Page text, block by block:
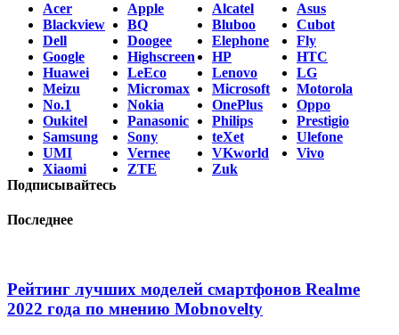
Acer Apple Alcatel
Asus
Blackview
BQ Bluboo
Cubot
Dell
Doogee Elephone
Fly
Google
Highscreen HP
HTC
Huawei
LeEco Lenovo
LG
Meizu
Micromax Microsoft
Motorola
No.1
Nokia OnePlus
Oppo
Oukitel
Panasonic Philips
Prestigio
Samsung
Sony teXet
Ulefone
UMI
Vernee VKworld
Vivo
Xiaomi
ZTE
Zuk
Подписывайтесь
Последнее
Рейтинг лучших моделей смартфонов Realme
2022 года по мнению Mobnovelty